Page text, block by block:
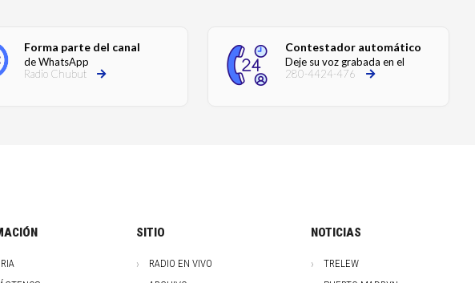
Forma parte del canal
de WhatsApp
Radio Chubut
Contestador automático
Deje su voz grabada en el
280-4424-476
SITIO
RADIO EN VIVO
NOTICIAS
TRELEW